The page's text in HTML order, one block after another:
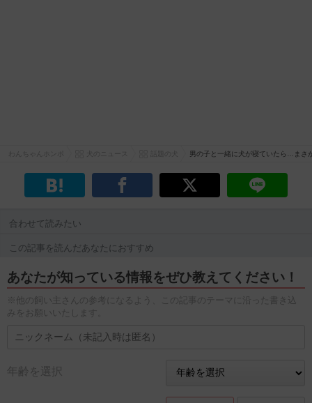
男の子と一緒に犬が寝ていたら…まさ
合わせて読みたい
この記事を読んだあなたにおすすめ
あなたが知っている情報をぜひ教えてください！
※他の飼い主さんの参考になるよう、この記事のテーマに沿った書き込
みをお願いいたします。
年齢を選択